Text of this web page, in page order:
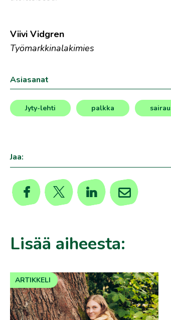
Viivi Vidgren
Työmarkkinalakimies
Asiasanat
Jyty-lehti palkka
Jaa:
Lisää aiheesta:
ARTIKKELI